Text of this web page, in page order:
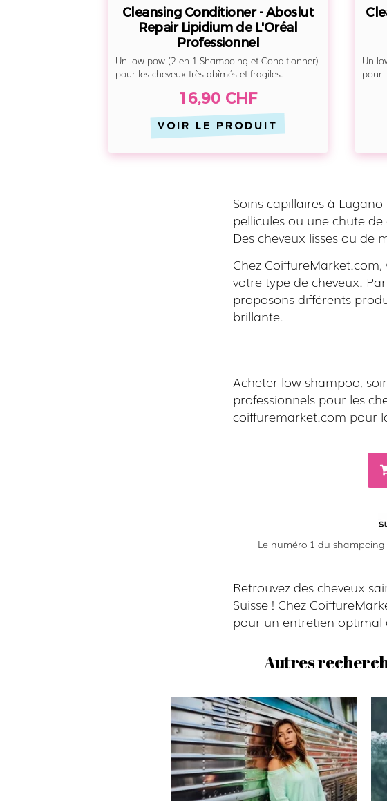
Cleansing Conditioner - Aboslut
Repair Lipidium de L'Oréal
Professionnel
Un low pow (2 en 1 Shampoing et Conditionner)
pour les cheveux très abîmés et fragiles.
16,90 CHF
VOIR LE PRODUIT
Un
pour
Soins capillaires à
pellicules ou une chute de
Des cheveux lisses ou de
Chez
votre type de cheveux.
proposons différents
brillante.
Acheter low shampoo,
professionnels pour les
coiffuremarket.com pour
Le numéro 1 du shampoing
Retrouvez des cheveux
Suisse ! Chez
pour un entretien optimal
Autres